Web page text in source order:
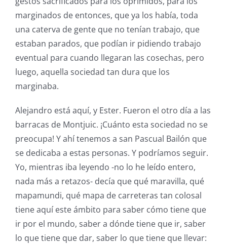
marginados de entonces, que ya los había, toda
una caterva de gente que no tenían trabajo, que
estaban parados, que podían ir pidiendo trabajo
eventual para cuando llegaran las cosechas, pero
luego, aquella sociedad tan dura que los
marginaba.
Alejandro está aquí, y Ester. Fueron el otro día a las
barracas de Montjuic. ¡Cuánto esta sociedad no se
preocupa! Y ahí tenemos a san Pascual Bailón que
se dedicaba a estas personas. Y podríamos seguir.
Yo, mientras iba leyendo -no lo he leído entero,
nada más a retazos- decía que qué maravilla, qué
mapamundi, qué mapa de carreteras tan colosal
tiene aquí este ámbito para saber cómo tiene que
ir por el mundo, saber a dónde tiene que ir, saber
lo que tiene que dar, saber lo que tiene que llevar: